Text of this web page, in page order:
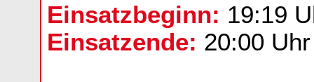
Einsatzbeginn: 19:19
Einsatzende: 20:00 Uhr